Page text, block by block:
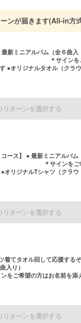
ンが届きます(All-in方
ご希望
ド
リターンを選択する
バム（全６
希望の
予定限定） ＊サイズはSS
リターンを選択する
着てタオル回して応援するぞ
はお名前を添え
M・ L からお選びくださ
ド直筆メッセージ付き(２種
リターンを選択する